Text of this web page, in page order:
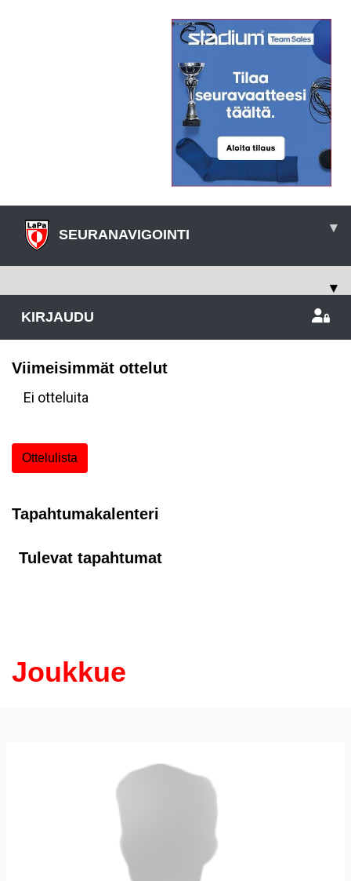
SEURANAVIGOINTI ▾
▾
KIRJAUDU
Viimeisimmät ottelut
Ei otteluita
Ottelulista
Tapahtumakalenteri
Tulevat tapahtumat
Joukkue